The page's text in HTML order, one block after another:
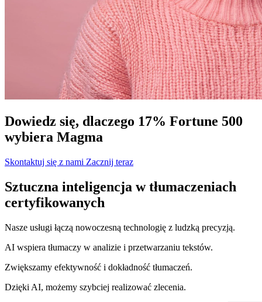
Dowiedz się, dlaczego 17% Fortune 500
wybiera Magma
Skontaktuj się z nami Zacznij teraz
Sztuczna inteligencja w tłumaczeniach
certyfikowanych
Nasze usługi łączą nowoczesną technologię z ludzką precyzją.
AI wspiera tłumaczy w analizie i przetwarzaniu tekstów.
Zwiększamy efektywność i dokładność tłumaczeń.
Dzięki AI, możemy szybciej realizować zlecenia.